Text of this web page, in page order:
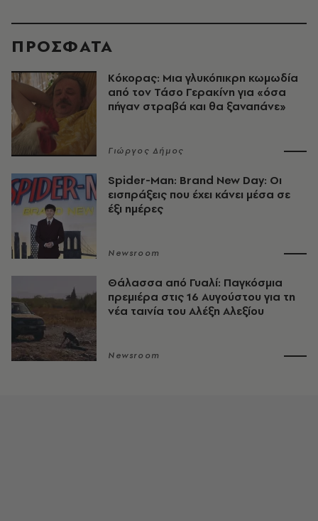
ΠΡΟΣΦΑΤΑ
Κόκορας: Μια γλυκόπικρη κωμωδία
από τον Τάσο Γερακίνη για «όσα
πήγαν στραβά και θα ξαναπάνε»
Γιώργος Δήμος
Spider-Man: Brand New Day: Οι
εισπράξεις που έχει κάνει μέσα σε
έξι ημέρες
Newsroom
Θάλασσα από Γυαλί: Παγκόσμια
πρεμιέρα στις 16 Αυγούστου για τη
νέα ταινία του Αλέξη Αλεξίου
Newsroom